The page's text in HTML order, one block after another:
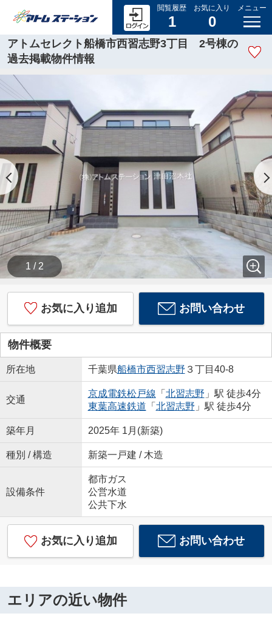
閲覧履歴
1
お気に入り
0
メニュー
アトムセレクト船橋市西習志野3丁目 2号棟の
過去掲載物件情報
1 / 2
お気に入り追加 お問い合わせ
物件概要
所在地 千葉県船橋市西習志野 ３丁目40-8
交通
京成電鉄松戸線 「 北習志野 」駅 徒歩4分
東葉高速鉄道 「 北習志野 」駅 徒歩4分
築年月 2025年 1月(新築)
種別 / 構造 新築一戸建 / 木造
設備条件
都市ガス
公営水道
公共下水
お気に入り追加 お問い合わせ
エリアの近い物件